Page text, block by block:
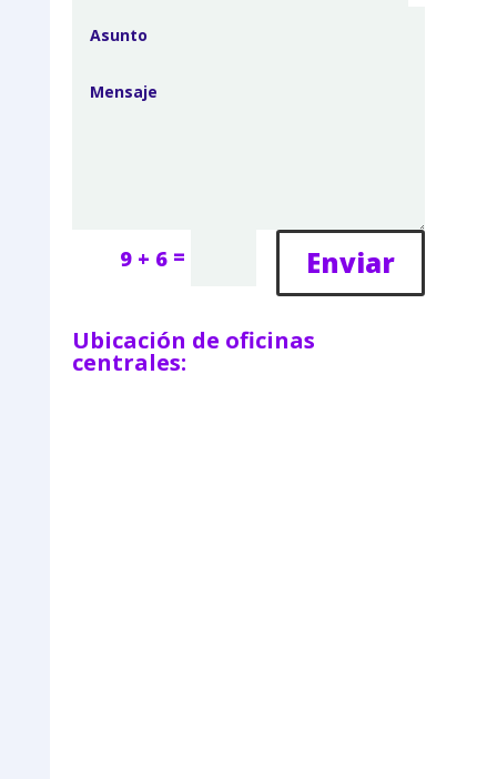
9 + 6 = Enviar
Ubicación de oficinas
centrales: